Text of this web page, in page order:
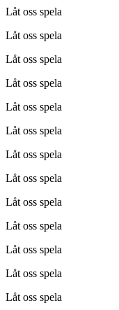
Låt oss spela
Låt oss spela
Låt oss spela
Låt oss spela
Låt oss spela
Låt oss spela
Låt oss spela
Låt oss spela
Låt oss spela
Låt oss spela
Låt oss spela
Låt oss spela
Låt oss spela